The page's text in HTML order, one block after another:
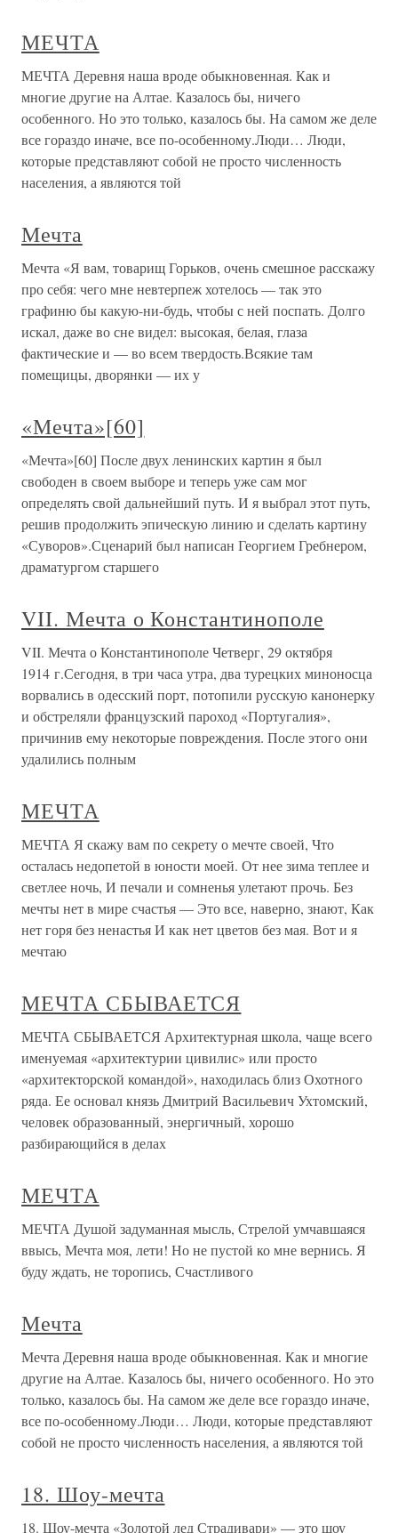
МЕЧТА
МЕЧТА Деревня наша вроде обыкновенная. Как и
многие другие на Алтае. Казалось бы, ничего
особенного. Но это только, казалось бы. На самом же деле
все гораздо иначе, все по-особенному.Люди… Люди,
которые представляют собой не просто численность
населения, а являются той
Мечта
Мечта «Я вам, товарищ Горьков, очень смешное расскажу
про себя: чего мне невтерпеж хотелось — так это
графиню бы какую-ни-будь, чтобы с ней поспать. Долго
искал, даже во сне видел: высокая, белая, глаза
фактические и — во всем твердость.Всякие там
помещицы, дворянки — их у
«Мечта»[60]
«Мечта»[60] После двух ленинских картин я был
свободен в своем выборе и теперь уже сам мог
определять свой дальнейший путь. И я выбрал этот путь,
решив продолжить эпическую линию и сделать картину
«Суворов».Сценарий был написан Георгием Гребнером,
драматургом старшего
VII. Мечта о Константинополе
VII. Мечта о Константинополе Четверг, 29 октября
1914 г.Сегодня, в три часа утра, два турецких миноносца
ворвались в одесский порт, потопили русскую канонерку
и обстреляли французский пароход «Португалия»,
причинив ему некоторые повреждения. После этого они
удалились полным
МЕЧТА
МЕЧТА Я скажу вам по секрету о мечте своей, Что
осталась недопетой в юности моей. От нее зима теплее и
светлее ночь, И печали и сомненья улетают прочь. Без
мечты нет в мире счастья — Это все, наверно, знают, Как
нет горя без ненастья И как нет цветов без мая. Вот и я
мечтаю
МЕЧТА СБЫВАЕТСЯ
МЕЧТА СБЫВАЕТСЯ Архитектурная школа, чаще всего
именуемая «архитектурии цивилис» или просто
«архитекторской командой», находилась близ Охотного
ряда. Ее основал князь Дмитрий Васильевич Ухтомский,
человек образованный, энергичный, хорошо
разбирающийся в делах
МЕЧТА
МЕЧТА Душой задуманная мысль, Стрелой умчавшаяся
ввысь, Мечта моя, лети! Но не пустой ко мне вернись. Я
буду ждать, не торопись, Счастливого
Мечта
Мечта Деревня наша вроде обыкновенная. Как и многие
другие на Алтае. Казалось бы, ничего особенного. Но это
только, казалось бы. На самом же деле все гораздо иначе,
все по-особенному.Люди… Люди, которые представляют
собой не просто численность населения, а являются той
18. Шоу-мечта
18. Шоу-мечта «Золотой лед Страдивари» — это шоу